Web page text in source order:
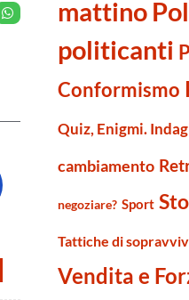
mattino
politicanti
Conformismo
Quiz, Enigmi.
cambiamento
negoziare? Sport
Tattiche di
Vendita e